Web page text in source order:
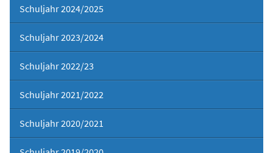
Schuljahr 2024/2025
Schuljahr 2023/2024
Schuljahr 2022/23
Schuljahr 2021/2022
Schuljahr 2020/2021